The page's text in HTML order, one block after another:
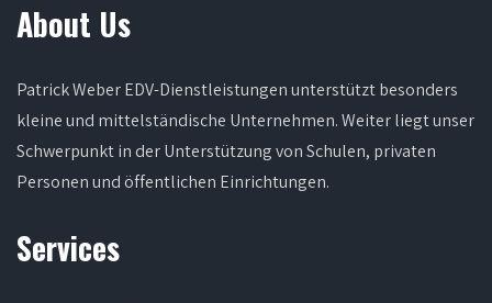
About Us
Patrick Weber EDV-Dienstleistungen unterstützt besonders
kleine und mittelständische Unternehmen. Weiter liegt unser
Schwerpunkt in der Unterstützung von Schulen, privaten
Personen und öffentlichen Einrichtungen.
Services